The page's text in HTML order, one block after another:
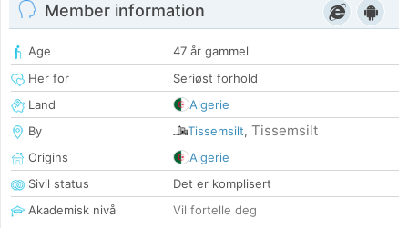
Member information
Age
47 år gammel
Her for
Seriøst forhold
Land
Algerie
By
Tissemsilt, Tissemsilt
Origins
Algerie
Sivil status
Det er komplisert
Akademisk nivå
Vil fortelle deg